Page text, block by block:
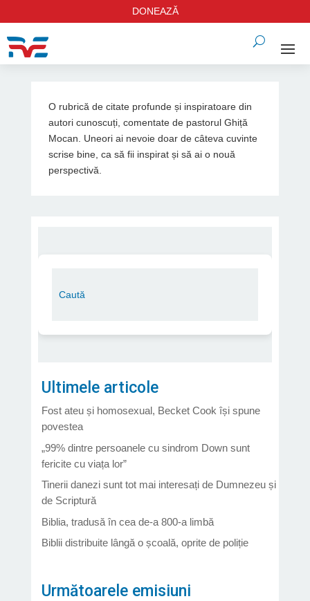
DONEAZĂ
O rubrică de citate profunde și inspiratoare din
autori cunoscuți, comentate de pastorul Ghiță
Mocan. Uneori ai nevoie doar de câteva cuvinte
scrise bine, ca să fii inspirat și să ai o nouă
perspectivă.
Ultimele articole
Fost ateu și homosexual, Becket Cook își spune
povestea
„99% dintre persoanele cu sindrom Down sunt
fericite cu viața lor”
Tinerii danezi sunt tot mai interesați de Dumnezeu și
de Scriptură
Biblia, tradusă în cea de-a 800-a limbă
Biblii distribuite lângă o școală, oprite de poliție
Următoarele emisiuni